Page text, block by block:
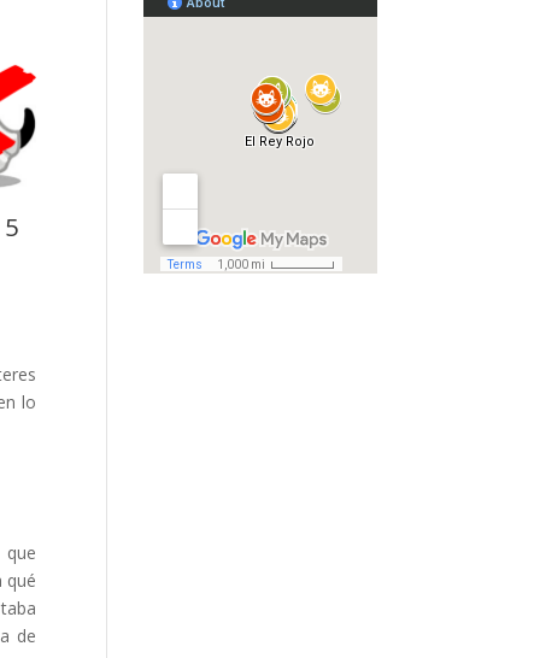
5
lo
que
qué
de